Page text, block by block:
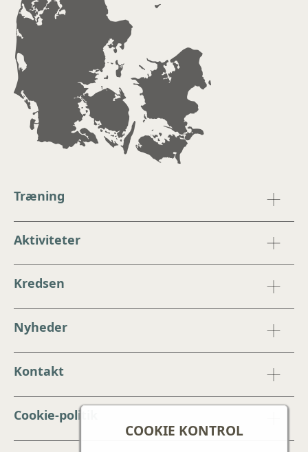
COOKIE KONTROL
Træning
Aktiviteter
Kredsen
Nyheder
Kontakt
Cookie-politik